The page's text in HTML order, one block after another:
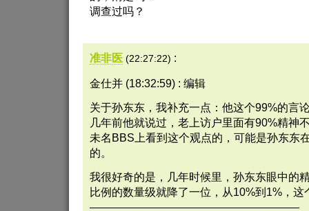
调查过吗？
准非医 (22:27:22) :
金仕并 (18:32:59) : 编辑
关于孙东东，我补充一点：他这个99%的言
几年前他就说过，老上访户里面有90%精神
未名BBS上看到这个观点的，可能是孙东东
的。
我很好奇的是，几年时候里，孙东东眼中的
比例的数量级就降了一位，从10%到1%，这
———————————————————